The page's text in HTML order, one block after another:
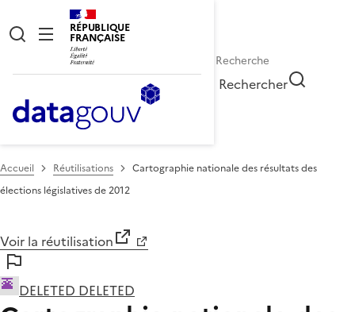
RÉPUBLIQUE
FRANÇAISE
Rechercher
Accueil Réutilisations
Cartographie nationale des résultats des
élections législatives de 2012
Voir la réutilisation
DELETED DELETED